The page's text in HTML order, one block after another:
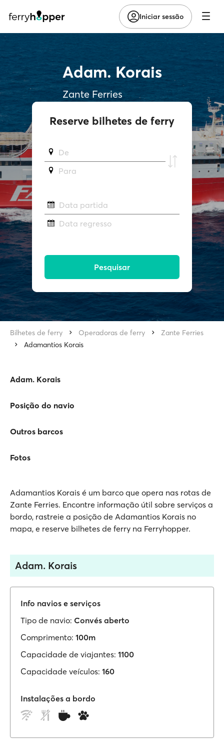
Iniciar sessão
Adam. Korais
Zante Ferries
Reserve bilhetes de ferry
De
Para
Data partida
Data regresso
Pesquisar
Bilhetes de ferry Operadoras de ferry
Zante Ferries
Adamantios Korais
Adam. Korais
Posição do navio
Outros barcos
Fotos
Adamantios Korais é um barco que opera nas rotas de
Zante Ferries. Encontre informação útil sobre serviços a
bordo, rastreie a posição de Adamantios Korais no
mapa, e reserve bilhetes de ferry na Ferryhopper.
Adam. Korais
Info navios e serviços
Tipo de navio: Convés aberto
Comprimento: 100m
Capacidade de viajantes: 1100
Capacidade veículos: 160
Instalações a bordo